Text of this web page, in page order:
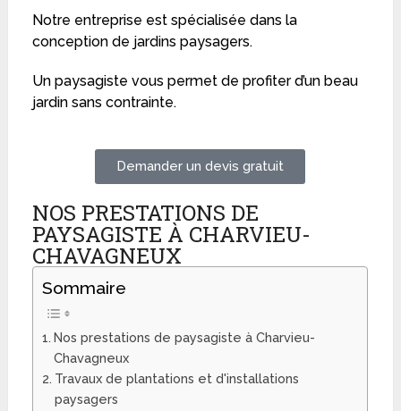
Notre entreprise est spécialisée dans la
conception de jardins paysagers.
Un paysagiste vous permet de profiter d’un beau
jardin sans contrainte.
Demander un devis gratuit
NOS PRESTATIONS DE
PAYSAGISTE À CHARVIEU-
CHAVAGNEUX
Sommaire
Nos prestations de paysagiste à Charvieu-
Chavagneux
Travaux de plantations et d'installations
paysagers